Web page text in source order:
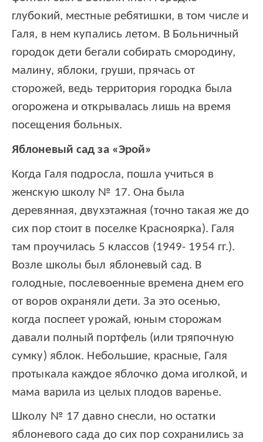
глубокий, местные ребятишки, в том числе и
Галя, в нем купались летом. В Больничный
городок дети бегали собирать смородину,
малину, яблоки, груши, прячась от
сторожей, ведь территория городка была
огорожена и открывалась лишь на время
посещения больных.
Яблоневый сад за «Эрой»
Когда Галя подросла, пошла учиться в
женскую школу № 17. Она была
деревянная, двухэтажная (точно такая же до
сих пор стоит в поселке Красноярка). Галя
там проучилась 5 классов (1949- 1954 гг.).
Возле школы был яблоневый сад. В
голодные, послевоенные времена днем его
от воров охраняли дети. За это осенью,
когда поспеет урожай, юным сторожам
давали полный портфель (или тряпочную
сумку) яблок. Небольшие, красные, Галя
протыкала каждое яблочко дома иголкой, и
мама варила из целых плодов варенье.
Школу № 17 давно снесли, но остатки
яблоневого сада до сих пор сохранились за